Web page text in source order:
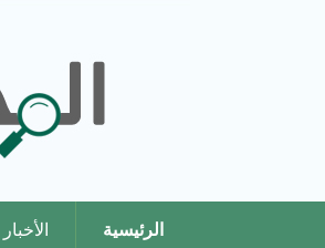
الرئيسية الأخبار